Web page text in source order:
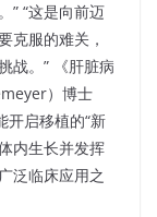
” “这是向前迈
克服的难关，
战。” 《肝脏病
）博士
开启移植的“新
内生长并发挥
泛临床应用之